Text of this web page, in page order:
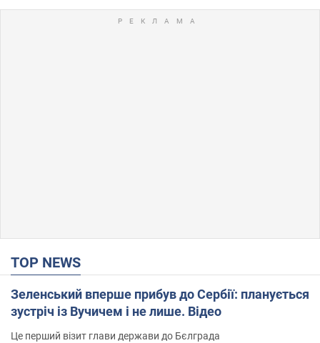
TOP NEWS
Зеленський вперше прибув до Сербії: планується
зустріч із Вучичем і не лише. Відео
Це перший візит глави держави до Бєлграда